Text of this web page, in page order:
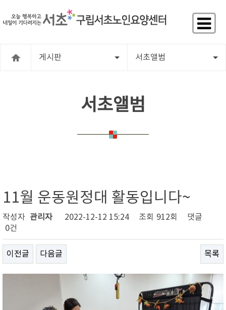
게시판 서초앨범
서초앨범
11월 운동원정대 활동입니다~
작성자 관리자 2022-12-12 15:24 조회 912회
댓글
0건
이전글 다음글 목록